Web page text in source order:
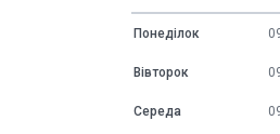
Понеділок
Вівторок
Середа